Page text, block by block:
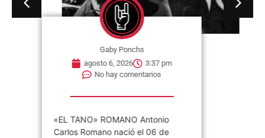
Gaby Ponchs
agosto 6, 2026
3:37 pm
No hay comentarios
«EL TANO» ROMANO Antonio
Carlos Romano nació el 06 de